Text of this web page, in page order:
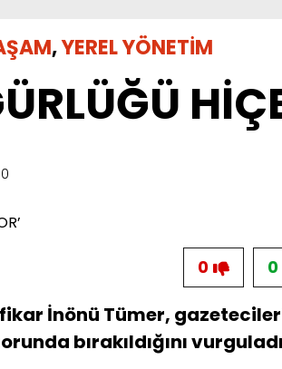
,YEREL YÖNETİM
0
0
İnönü Tümer,
bırakıldığını vurguladı